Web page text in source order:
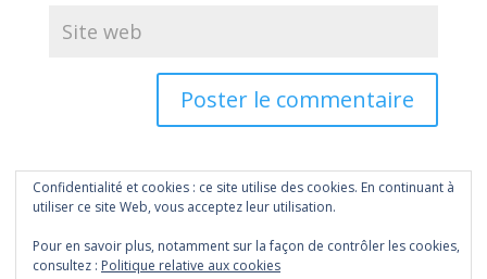
Confidentialité et cookies : ce site utilise des cookies. En continuant à
utiliser ce site Web, vous acceptez leur utilisation.
Pour en savoir plus, notamment sur la façon de contrôler les cookies,
consultez : Politique relative aux cookies